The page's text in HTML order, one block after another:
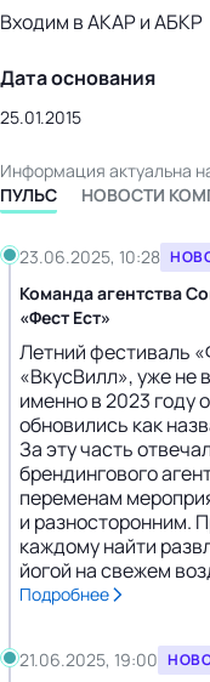
Входим в АКАР и АБКР
Дата основания
25.01.2015
Информация актуальна
ПУЛЬС
НОВОСТИ
23.06.2025, 10:28
Команда агентства
«Фест Ест»
Летний фестиваль
«ВкусВилл», уже не
именно в 2023 году
обновились как
За эту часть
брендингового
переменам
и разносторонним.
каждому найти
йогой на свежем
Подробнее
21.06.2025, 19:00